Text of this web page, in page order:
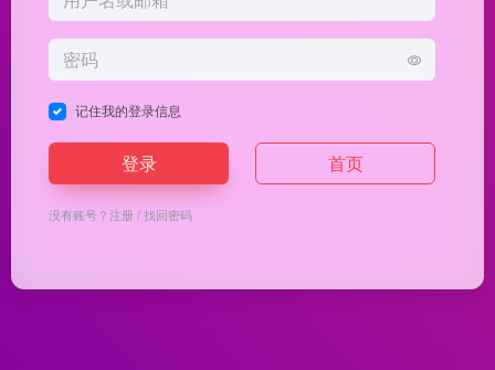
记住我的登录信息
登录 首页
没有账号？注册/找回密码